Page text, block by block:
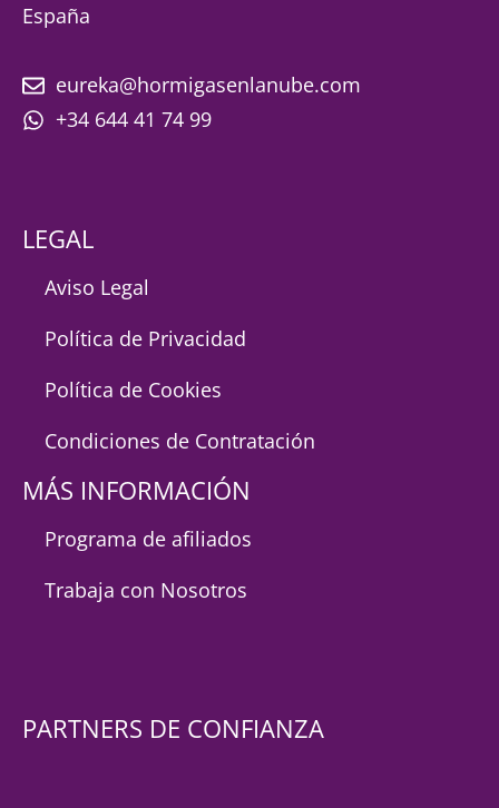
España
eureka@hormigasenlanube.com
+34 644 41 74 99
LEGAL
Aviso Legal
Política de Privacidad
Política de Cookies
Condiciones de Contratación
MÁS INFORMACIÓN
Programa de afiliados
Trabaja con Nosotros
PARTNERS DE CONFIANZA